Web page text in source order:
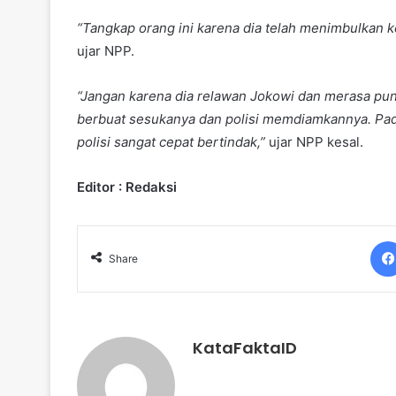
“Tangkap orang ini karena dia telah menimbulkan
ujar NPP.
“Jangan karena dia relawan Jokowi dan merasa
berbuat sesukanya dan polisi memdiamkannya.
polisi sangat cepat bertindak,” ujar NPP kesal.
Editor : Redaksi
Share
KataFaktaID